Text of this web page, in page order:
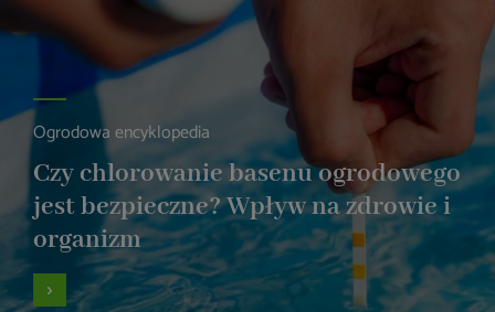
Ogrodowa encyklopedia
Czy chlorowanie basenu ogrodowego
jest bezpieczne? Wpływ na zdrowie i
organizm